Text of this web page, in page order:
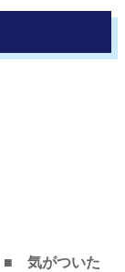
■ 気がついた